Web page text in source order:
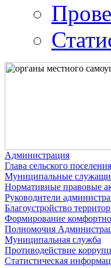
Администрация
Глава сельского поселения
Муниципальные
Нормативные правовые
Руководители
Благоустройство
Формирование
Полномочия
Муниципальная служба
Противодействие
Статистическая